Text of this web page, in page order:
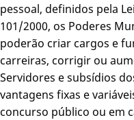
pessoal, definidos pela
101/2000, os Poderes
poderão criar cargos e
carreiras, corrigir ou
Servidores e subsídios
vantagens fixas e
concurso público ou em